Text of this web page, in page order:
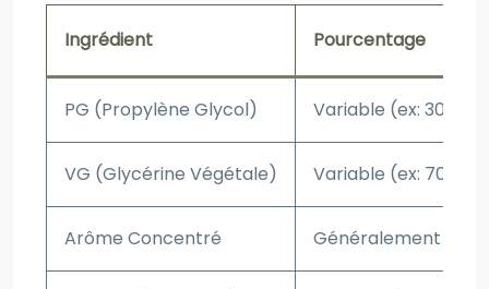
Ingrédient Pourcentage
PG (Propylène Glycol) Variable (ex: 30%)
VG (Glycérine Végétale) Variable (ex: 70%)
Arôme Concentré Généralement